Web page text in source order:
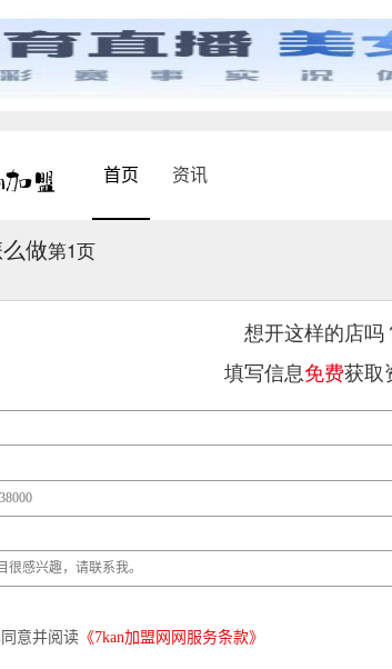
首页 资讯
做第1页
想开这样的店吗
填写信息免费获取
意并阅读 《7kan加盟网网服务条款》